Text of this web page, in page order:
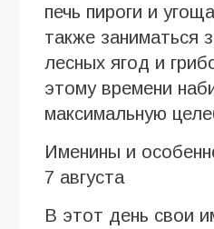
печь пироги и
также заниматься
лесных ягод и
этому времени
максимальную
Именины и
7 августа
В этот день свои